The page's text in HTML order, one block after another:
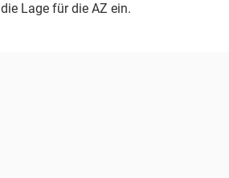
Lage für die AZ ein.